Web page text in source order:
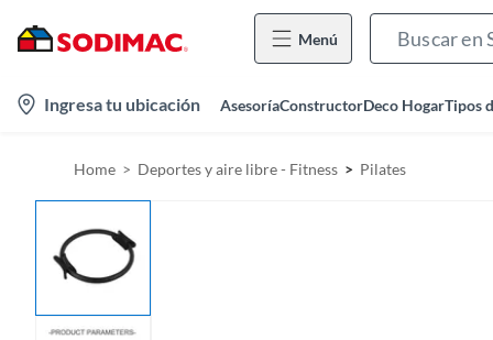
Menú
Ingresa tu ubicación AsesoríaConstructorDeco HogarTipos
Home Deportes y aire libre - Fitness Pilates